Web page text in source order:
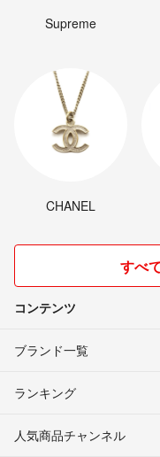
佐川急便だと260センチオ
りに来ていただけるので
はるさめ
了解しました。ありがと
是非検討させていただきた
恐らく燃料費込みで
出品者 はるさめ- 6年以上前
状態や状況は把握しました。
になるでしょうか。
みっきー- 6年以上前
Supreme
CHANEL
すべ
コンテンツ
ブランド一覧
ランキング
人気商品チャンネル